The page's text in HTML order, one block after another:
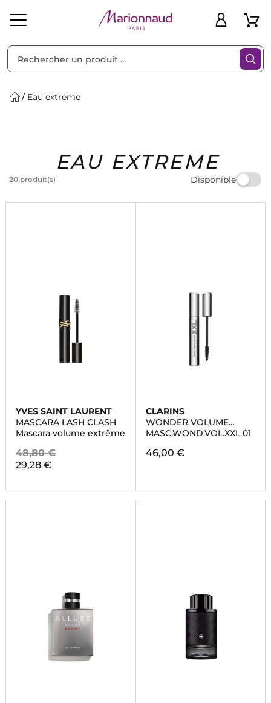
Solaire Homme Marques Idées
Cadeaux
Bons
Plans
Eau extreme
EAU EXTREME
20 produit(s) Disponible
Filtres
YVES SAINT LAURENT
MASCARA LASH CLASH
Mascara volume extrême
48,80 €
29,28 €
CLARINS
WONDER VOLUME
MASCARA XXL
MASC.WOND.VOL.XXL 01
46,00 €